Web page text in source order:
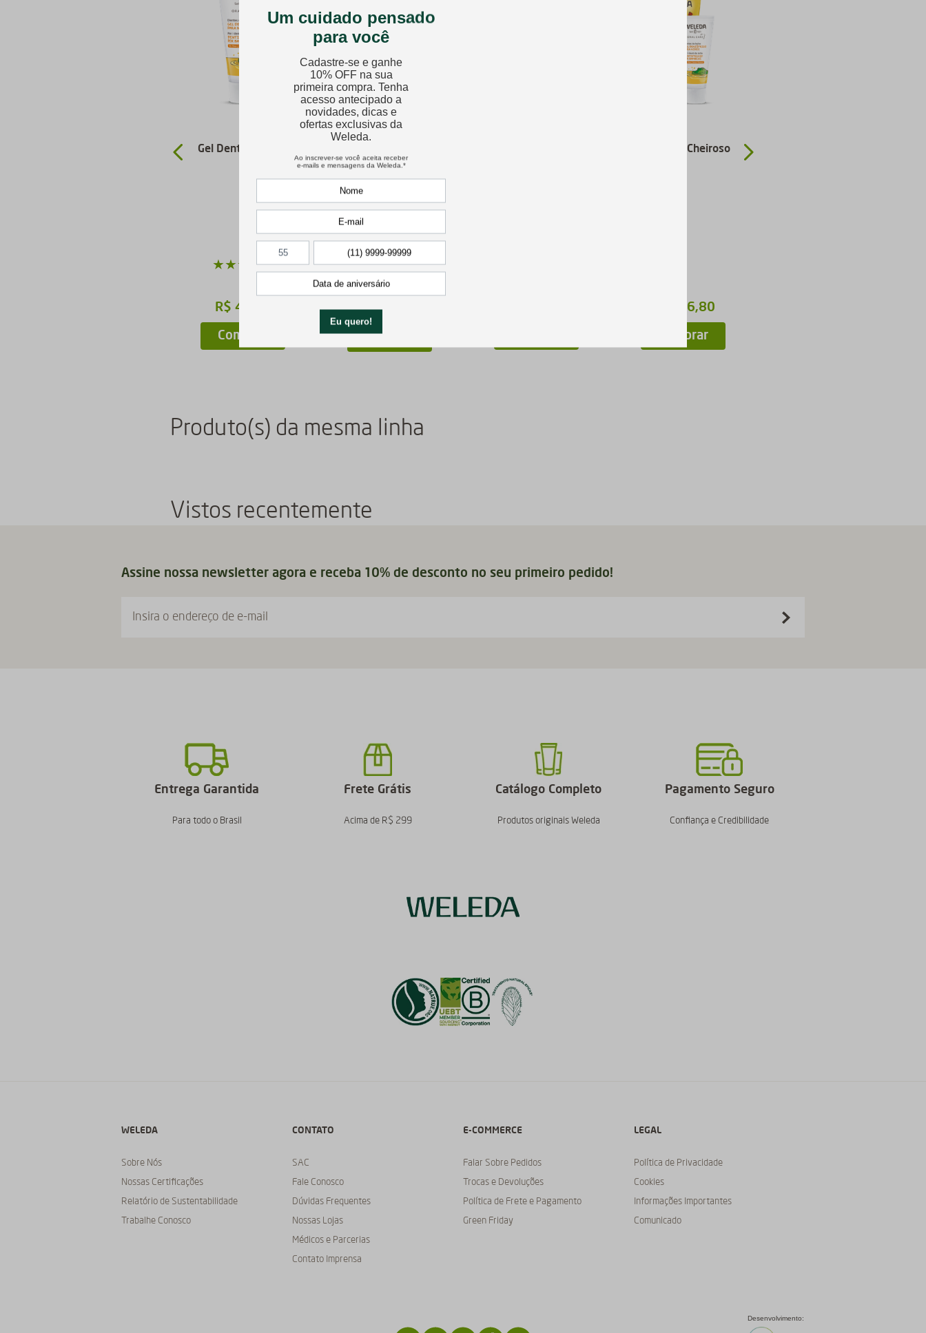
Gel Dental Infantil
★★★ ★★
R$ 46
Comprar
Hidratante Aloe Vera
★★★★★
R$ 87
Comprar
Kit Banho Cheiroso
246,80
Comprar
Produto(s) da mesma linha
Vistos recentemente
Assine nossa newsletter agora e receba 10% de desconto no seu primeiro pedido!
Insira o endereço de e-mail
Entrega Garantida
Para todo o Brasil
Frete Grátis
Acima de R$ 299
Catálogo Completo
Produtos originais Weleda
Pagamento Seguro
Confiança e Credibilidade
WELEDA
Sobre Nós
Nossas Certificações
Relatório de Sustentabilidade
Trabalhe Conosco
CONTATO
SAC
Fale Conosco
Dúvidas Frequentes
Nossas Lojas
Médicos e Parcerias
Contato Imprensa
E-COMMERCE
Falar Sobre Pedidos
Trocas e Devoluções
Política de Frete e Pagamento
Green Friday
LEGAL
Política de Privacidade
Cookies
Informações Importantes
Comunicado
Desenvolvimento: